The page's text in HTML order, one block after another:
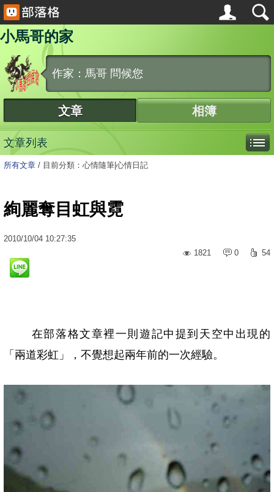
小馬哥的家
作家：馬哥 問候您
文章 相簿
文章列表
所有文章 / 目前分類：心情隨筆|心情日記
絢麗奪目虹與霓
2010/10/04 10:27:35
1821
0 54
在部落格文章裡一則遊記中提到天空中出現的
「兩道彩虹」，不覺想起兩年前的一次經驗。